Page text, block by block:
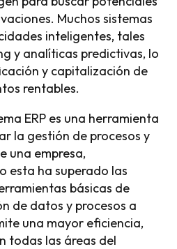
Muchos sistemas
inteligentes, tales
y analíticas predictivas, lo
y capitalización de
rentables.
ERP es una herramienta
la gestión de procesos y
una empresa,
esta ha superado las
básicas de
de datos y procesos a
una mayor eficiencia,
todas las áreas del